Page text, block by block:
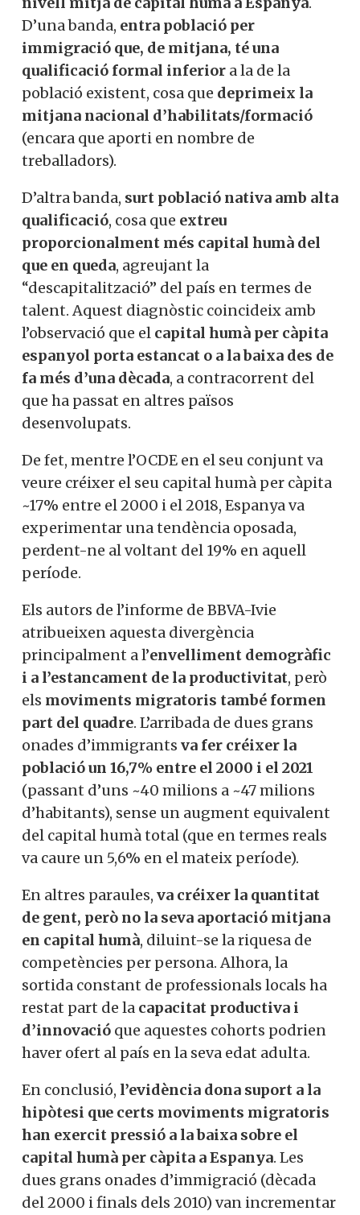
D’una banda, entra població per
immigració que, de mitjana, té una
qualificació formal inferior a la de la
població existent, cosa que deprimeix la
mitjana nacional d’habilitats/formació
(encara que aporti en nombre de
treballadors).
D’altra banda, surt població nativa amb alta
qualificació, cosa que extreu
proporcionalment més capital humà del
que en queda, agreujant la
“descapitalització” del país en termes de
talent. Aquest diagnòstic coincideix amb
l’observació que el capital humà per càpita
espanyol porta estancat o a la baixa des de
fa més d’una dècada, a contracorrent del
que ha passat en altres països
desenvolupats.
De fet, mentre l’OCDE en el seu conjunt va
veure créixer el seu capital humà per càpita
~17% entre el 2000 i el 2018, Espanya va
experimentar una tendència oposada,
perdent-ne al voltant del 19% en aquell
període.
Els autors de l’informe de BBVA-Ivie
atribueixen aquesta divergència
principalment a l’envelliment demogràfic
i a l’estancament de la productivitat, però
els moviments migratoris també formen
part del quadre. L’arribada de dues grans
onades d’immigrants va fer créixer la
població un 16,7% entre el 2000 i el 2021
(passant d’uns ~40 milions a ~47 milions
d’habitants), sense un augment equivalent
del capital humà total (que en termes reals
va caure un 5,6% en el mateix període).
En altres paraules, va créixer la quantitat
de gent, però no la seva aportació mitjana
en capital humà, diluint-se la riquesa de
competències per persona. Alhora, la
sortida constant de professionals locals ha
restat part de la capacitat productiva i
d’innovació que aquestes cohorts podrien
haver ofert al país en la seva edat adulta.
En conclusió, l’evidència dona suport a la
hipòtesi que certs moviments migratoris
han exercit pressió a la baixa sobre el
capital humà per càpita a Espanya. Les
dues grans onades d’immigració (dècada
del 2000 i finals dels 2010) van incrementar